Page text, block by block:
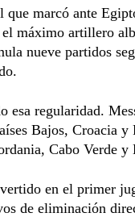
que marcó ante
máximo artillero
nueve partidos
esa regularidad.
Bajos, Croacia
Cabo Verde y
en el primer
de eliminación